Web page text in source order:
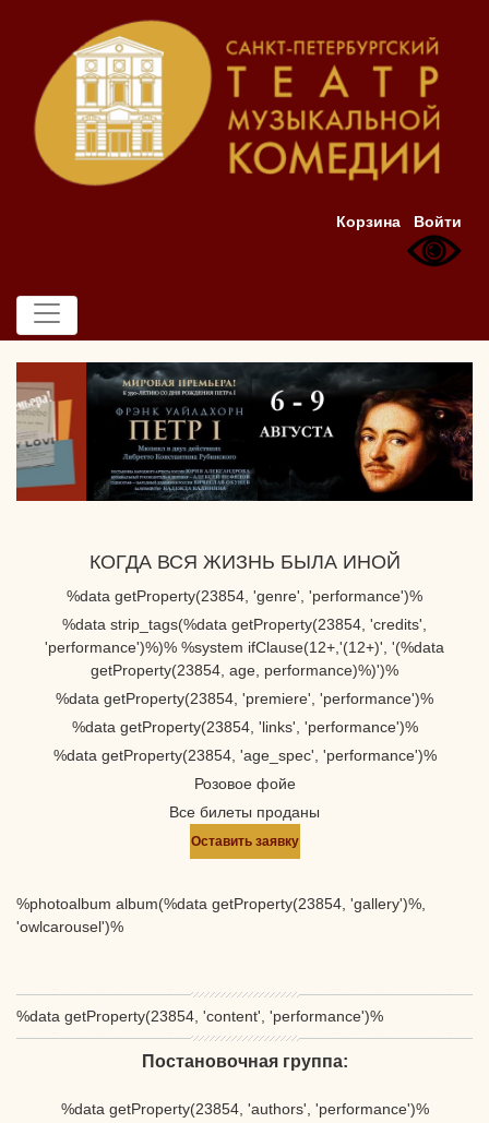
Корзина Войти
КОГДА ВСЯ ЖИЗНЬ БЫЛА ИНОЙ
%data getProperty(23854, 'genre', 'performance')%
%data strip_tags(%data getProperty(23854, 'credits',
'performance')%)% %system ifClause(12+,'(12+)', '(%data
getProperty(23854, age, performance)%)')%
%data getProperty(23854, 'premiere', 'performance')%
%data getProperty(23854, 'links', 'performance')%
%data getProperty(23854, 'age_spec', 'performance')%
Розовое фойе
Все билеты проданы
Оставить заявку
%photoalbum album(%data getProperty(23854, 'gallery')%,
'owlcarousel')%
%data getProperty(23854, 'content', 'performance')%
Постановочная группа:
%data getProperty(23854, 'authors', 'performance')%